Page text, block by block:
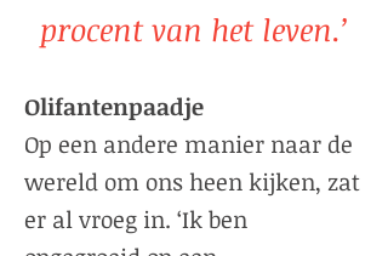
procent van het leven.’
Olifantenpaadje
Op een andere manier naar de
wereld om ons heen kijken, zat
er al vroeg in. ‘Ik ben